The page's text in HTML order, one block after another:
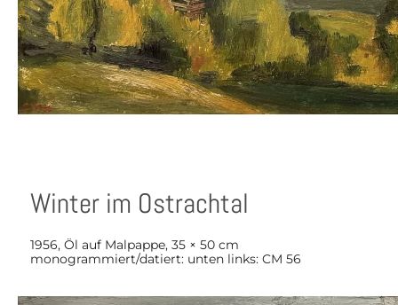
Winter im Ostrachtal
1956, Öl auf Malpappe, 35 × 50 cm
monogrammiert/datiert: unten links: CM 56